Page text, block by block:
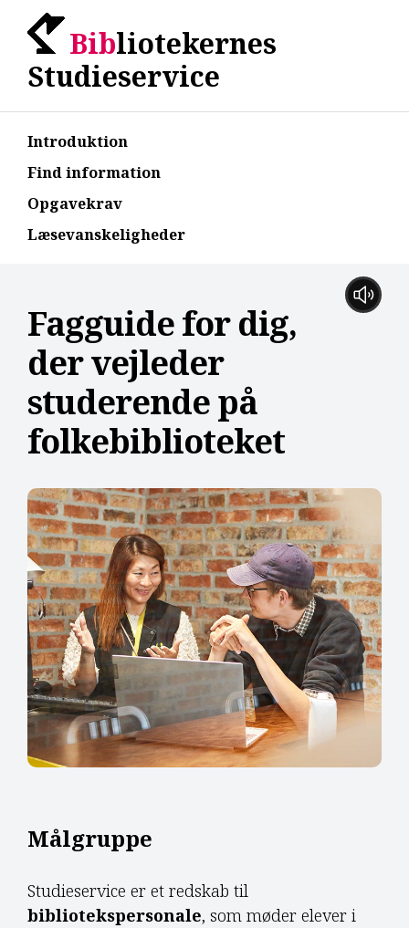
Bibliotekernes
Studieservice
Introduktion
Find information
Opgavekrav
Læsevanskeligheder
Fagguide for dig,
der vejleder
studerende på
folkebiblioteket
Målgruppe
Studieservice er et redskab til
bibliotekspersonale, som møder elever i